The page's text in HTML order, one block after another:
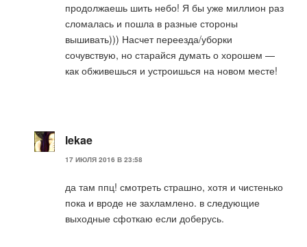
продолжаешь шить небо! Я бы уже миллион раз
сломалась и пошла в разные стороны
вышивать))) Насчет переезда/уборки
сочувствую, но старайся думать о хорошем —
как обживешься и устроишься на новом месте!
lekae
17 ИЮЛЯ 2016 В 23:58
да там ппц! смотреть страшно, хотя и чистенько
пока и вроде не захламлено. в следующие
выходные сфоткаю если доберусь.